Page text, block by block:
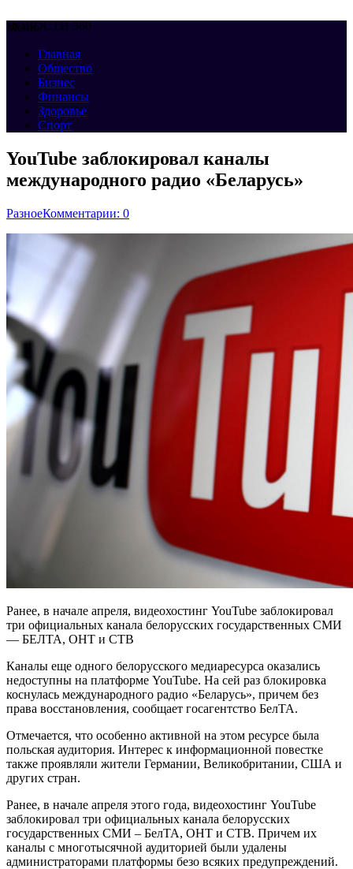
НОВОСТИ 360
Меню
Главная
Общество
Бизнес
Финансы
Здоровье
Спорт
YouTube заблокировал каналы
международного радио «Беларусь»
РазноеКомментарии: 0
Ранее, в начале апреля, видеохостинг YouTube заблокировал
три официальных канала белорусских государственных СМИ
— БЕЛТА, ОНТ и СТВ
Каналы еще одного белорусского медиаресурса оказались
недоступны на платформе YouTube. На сей раз блокировка
коснулась международного радио «Беларусь», причем без
права восстановления, сообщает госагентство БелТА.
Отмечается, что особенно активной на этом ресурсе была
польская аудитория. Интерес к информационной повестке
также проявляли жители Германии, Великобритании, США и
других стран.
Ранее, в начале апреля этого года, видеохостинг YouTube
заблокировал три официальных канала белорусских
государственных СМИ – БелТА, ОНТ и СТВ. Причем их
каналы с многотысячной аудиторией были удалены
администраторами платформы безо всяких предупреждений.